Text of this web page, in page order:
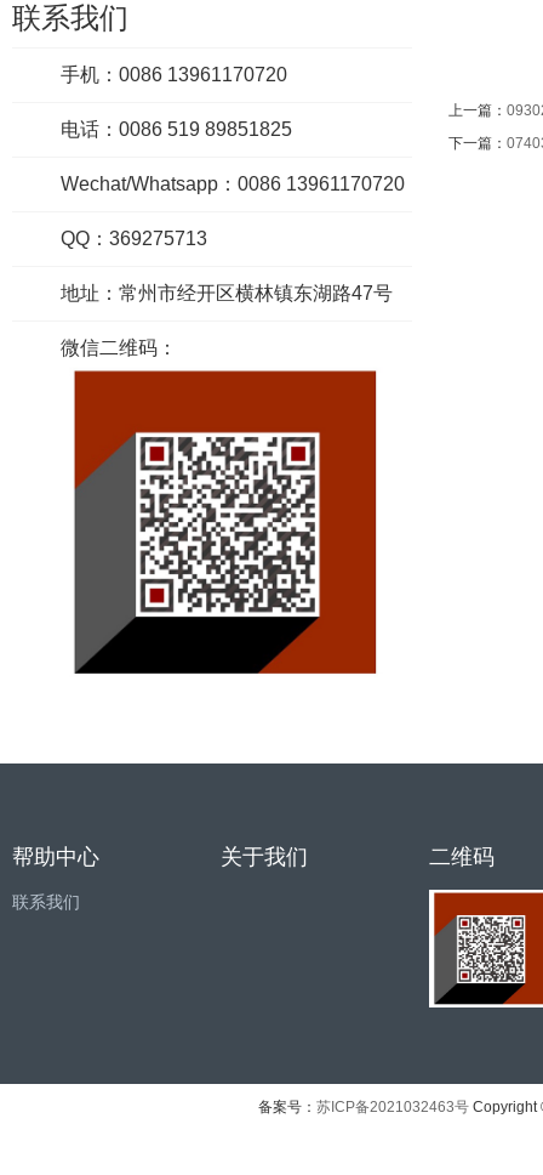
联系我们
手机：0086 13961170720
电话：0086 519 89851825
Wechat/Whatsapp：0086 13961170720
QQ：369275713
地址：常州市经开区横林镇东湖路47号
微信二维码：
上一篇：
下一篇：
帮助中心
联系我们
关于我们 二维码
备案号： 苏ICP备2021032463号 Copyright